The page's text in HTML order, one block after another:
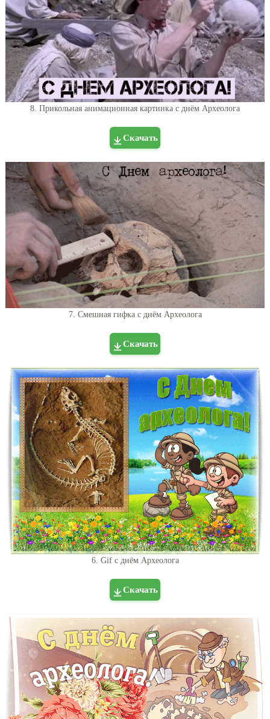
8. Прикольная анимационная картинка с днём Археолога
Скачать
7. Смешная гифка с днём Археолога
Скачать
6. Gif с днём Археолога
Скачать